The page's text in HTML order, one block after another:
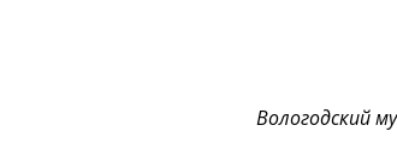
Вологодский